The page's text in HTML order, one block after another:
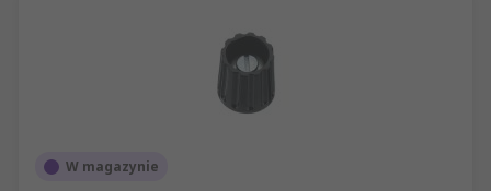
W magazynie